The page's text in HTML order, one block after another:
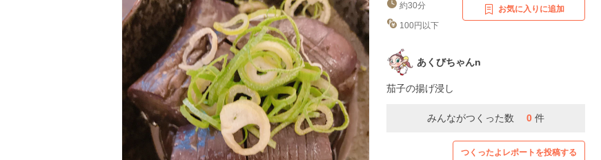
約30分
100円以下
お気に入りに追加
あくびちゃんn
茄子の揚げ浸し
みんながつくった数 0 件
つくったよレポートを投稿する